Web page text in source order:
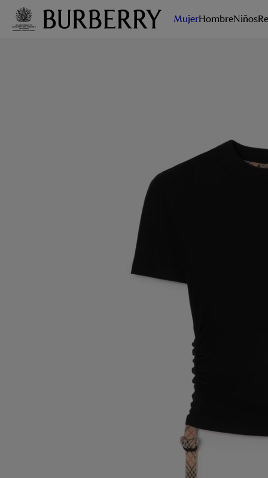
MujerHombreNiños